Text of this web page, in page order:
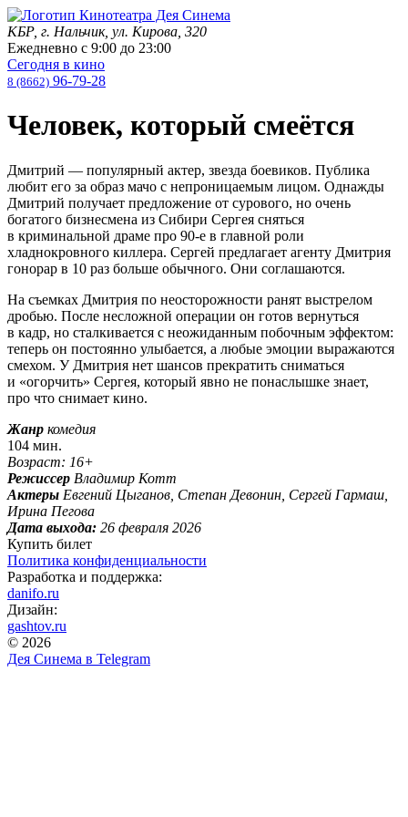
КБР, г. Нальчик, ул. Кирова, 320
Ежедневно с 9:00 до 23:00
Сегодня в кино
8 (8662) 96-79-28
Человек, который смеётся
Дмитрий — популярный актер, звезда боевиков. Публика
любит его за образ мачо с непроницаемым лицом. Однажды
Дмитрий получает предложение от сурового, но очень
богатого бизнесмена из Сибири Сергея сняться
в криминальной драме про 90-е в главной роли
хладнокровного киллера. Сергей предлагает агенту Дмитрия
гонорар в 10 раз больше обычного. Они соглашаются.
На съемках Дмитрия по неосторожности ранят выстрелом
дробью. После несложной операции он готов вернуться
в кадр, но сталкивается с неожиданным побочным эффектом:
теперь он постоянно улыбается, а любые эмоции выражаются
смехом. У Дмитрия нет шансов прекратить сниматься
и «огорчить» Сергея, который явно не понаслышке знает,
про что снимает кино.
Жанр комедия
104 мин.
Возраст: 16+
Режиссер Владимир Котт
Актеры Евгений Цыганов, Степан Девонин, Сергей Гармаш,
Ирина Пегова
Дата выхода: 26 февраля 2026
Купить билет
Политика конфиденциальности
Разработка и поддержка:
danifo.ru
Дизайн:
gashtov.ru
© 2026
Дея Синема в Telegram